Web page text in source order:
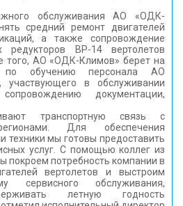
обслуживания АО «ОДК-
средний ремонт двигателей
а также сопровождение
редукторов ВР-14 вертолетов
АО «ОДК-Климов» берет на
по обучению персонала АО
участвующего в обслуживании
документации,
транспортную связь с
Для обеспечения
техники мы готовы предоставить
услуг. С помощью коллег из
покроем потребность компании в
вертолетов и выстроим
сервисного обслуживания,
летную годность